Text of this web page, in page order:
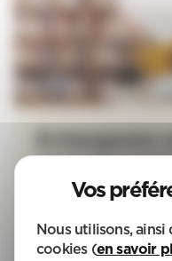
Echangeons
Trouver l'agence la
Mon devis
Nous recherchons un(e)
public fragile, afin d'apporter du
Nous utilisons,
cookies (en savoir